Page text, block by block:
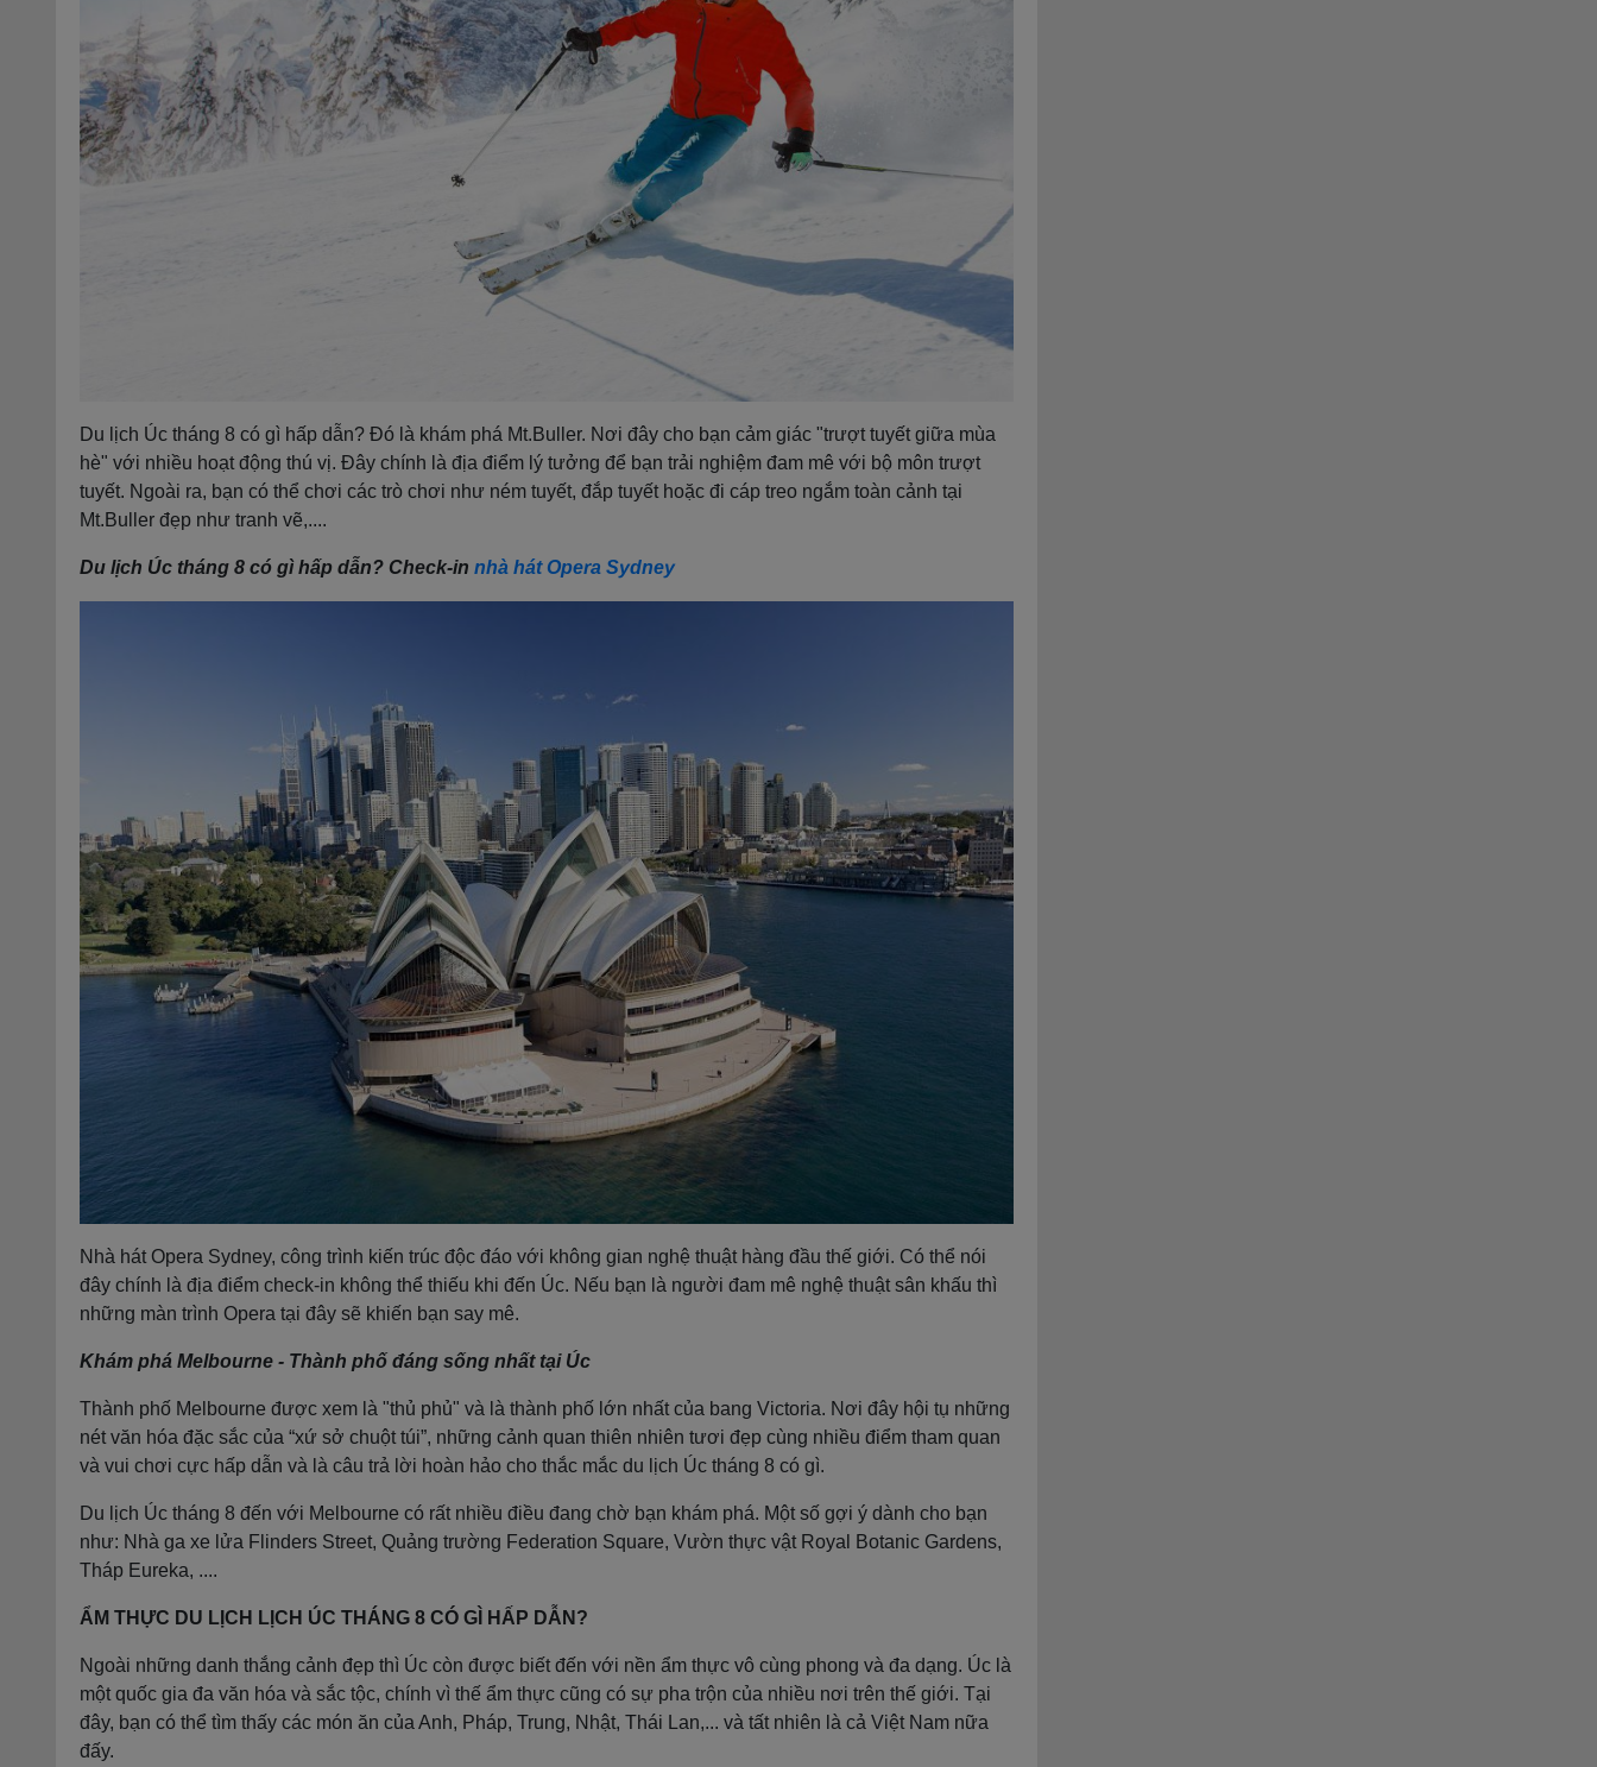
Du lịch Úc tháng 8 có gì hấp dẫn? Đó là khám phá Mt.Buller. Nơi đây cho bạn cảm giác "trượt tuyết giữa mùa
hè" với nhiều hoạt động thú vị. Đây chính là địa điểm lý tưởng để bạn trải nghiệm đam mê với bộ môn trượt
tuyết. Ngoài ra, bạn có thể chơi các trò chơi như ném tuyết, đắp tuyết hoặc đi cáp treo ngắm toàn cảnh tại
Mt.Buller đẹp như tranh vẽ,....
Du lịch Úc tháng 8 có gì hấp dẫn? Check-in nhà hát Opera Sydney
Nhà hát Opera Sydney, công trình kiến trúc độc đáo với không gian nghệ thuật hàng đầu thế giới. Có thể nói
đây chính là địa điểm check-in không thể thiếu khi đến Úc. Nếu bạn là người đam mê nghệ thuật sân khấu thì
những màn trình Opera tại đây sẽ khiến bạn say mê.
Khám phá Melbourne - Thành phố đáng sống nhất tại Úc
Thành phố Melbourne được xem là "thủ phủ" và là thành phố lớn nhất của bang Victoria. Nơi đây hội tụ những
nét văn hóa đặc sắc của “xứ sở chuột túi”, những cảnh quan thiên nhiên tươi đẹp cùng nhiều điểm tham quan
và vui chơi cực hấp dẫn và là câu trả lời hoàn hảo cho thắc mắc du lịch Úc tháng 8 có gì.
Du lịch Úc tháng 8 đến với Melbourne có rất nhiều điều đang chờ bạn khám phá. Một số gợi ý dành cho bạn
như: Nhà ga xe lửa Flinders Street, Quảng trường Federation Square, Vườn thực vật Royal Botanic Gardens,
Tháp Eureka, ....
ẨM THỰC DU LỊCH LỊCH ÚC THÁNG 8 CÓ GÌ HẤP DẪN?
Ngoài những danh thắng cảnh đẹp thì Úc còn được biết đến với nền ẩm thực vô cùng phong và đa dạng. Úc là
một quốc gia đa văn hóa và sắc tộc, chính vì thế ẩm thực cũng có sự pha trộn của nhiều nơi trên thế giới. Tại
đây, bạn có thể tìm thấy các món ăn của Anh, Pháp, Trung, Nhật, Thái Lan,... và tất nhiên là cả Việt Nam nữa
đấy.